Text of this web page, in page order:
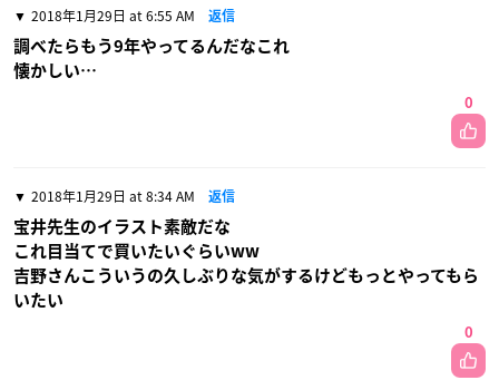
2018年1月29日 at 6:55 AM 返信
調べたらもう9年やってるんだなこれ
懐かしい…
0
2018年1月29日 at 8:34 AM 返信
宝井先生のイラスト素敵だな
これ目当てで買いたいぐらいww
吉野さんこういうの久しぶりな気がするけどもっとやってもら
いたい
0